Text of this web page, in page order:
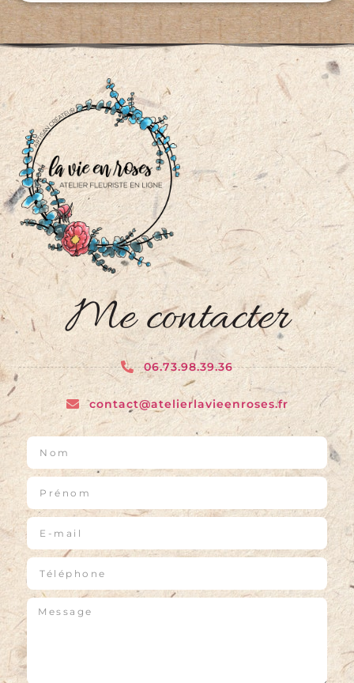
Me contacter
06.73.98.39.36
contact@atelierlavieenroses.fr